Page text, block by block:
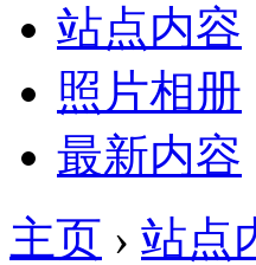
站点内容
照片相册
最新内容
主页 › 站点